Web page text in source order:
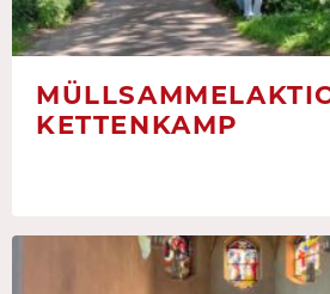
KETTENKAMP